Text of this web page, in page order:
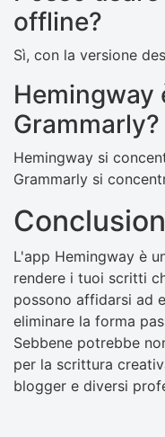
offline?
Sì, con la versione
Hemingway
Grammarly?
Hemingway si
Grammarly si
L'app Hemingway è
rendere i tuoi scritti
possono affidarsi ad
eliminare la forma
Sebbene potrebbe
per la scrittura
blogger e diversi